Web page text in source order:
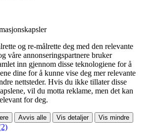
og re-målrette deg med den relevante
våre annonseringspartnere bruker
inn gjennom disse teknologiene for å
dine for å kunne vise deg mer relevante
nettsteder. Hvis du ikke tillater disse
vil du motta reklame, men det kan
for deg.
Avvis alle Vis detaljer Vis mindre